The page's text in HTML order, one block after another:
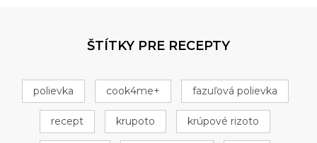
ŠTÍTKY PRE RECEPTY
polievka cook4me+ fazuľová polievka
recept krupoto krúpové rizoto